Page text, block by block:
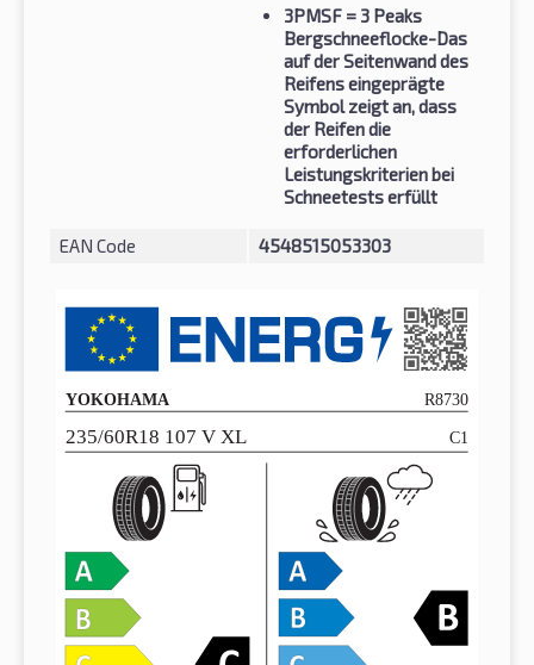
3PMSF = 3 Peaks
Bergschneeflocke-Das
auf der Seitenwand des
Reifens eingeprägte
Symbol zeigt an, dass
der Reifen die
erforderlichen
Leistungskriterien bei
Schneetests erfüllt
EAN Code 4548515053303